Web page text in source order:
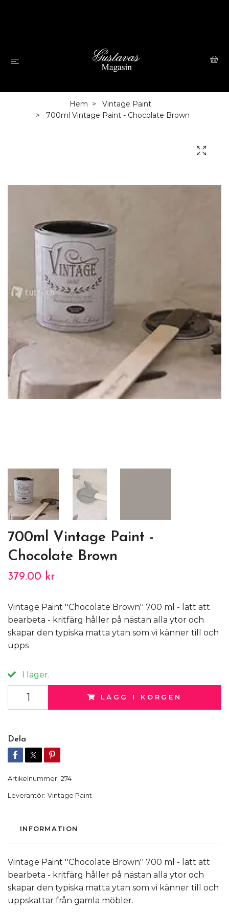
Hem
Vintage Paint
700ml Vintage Paint - Chocolate Brown
700ml Vintage Paint -
Chocolate Brown
379.00 kr
Vintage Paint ''Chocolate Brown'' 700 ml - lätt att
bearbeta - kritfärg håller på nästan alla ytor och
skapar den typiska matta ytan som vi känner till och
upps
I lager.
LÄGG I KORGEN
Dela
Artikelnummer: 274
Leverantör: Vintage Paint
INFORMATION
Vintage Paint ''Chocolate Brown'' 700 ml - lätt att
bearbeta - kritfärg håller på nästan alla ytor och
skapar den typiska matta ytan som vi känner till och
uppskattar från gamla möbler.